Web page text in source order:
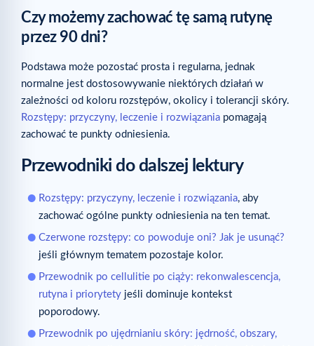
Czy możemy zachować tę samą rutynę
przez 90 dni?
Podstawa może pozostać prosta i regularna, jednak
normalne jest dostosowywanie niektórych działań w
zależności od koloru rozstępów, okolicy i tolerancji skóry.
Rozstępy: przyczyny, leczenie i rozwiązania pomagają
zachować te punkty odniesienia.
Przewodniki do dalszej lektury
Rozstępy: przyczyny, leczenie i rozwiązania, aby
zachować ogólne punkty odniesienia na ten temat.
Czerwone rozstępy: co powoduje oni? Jak je usunąć?
jeśli głównym tematem pozostaje kolor.
Przewodnik po cellulitie po ciąży: rekonwalescencja,
rutyna i priorytety jeśli dominuje kontekst
poporodowy.
Przewodnik po ujędrnianiu skóry: jędrność, obszary,